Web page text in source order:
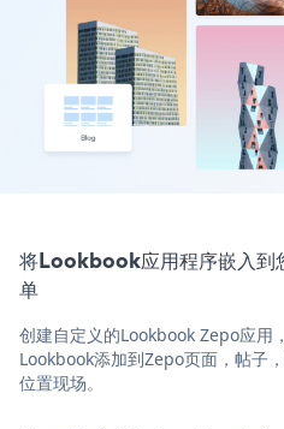
将Lookbook应用程序嵌入到
单
创建自定义的Lookbook Zepo应用
Lookbook添加到Zepo页面，帖子
位置现场。